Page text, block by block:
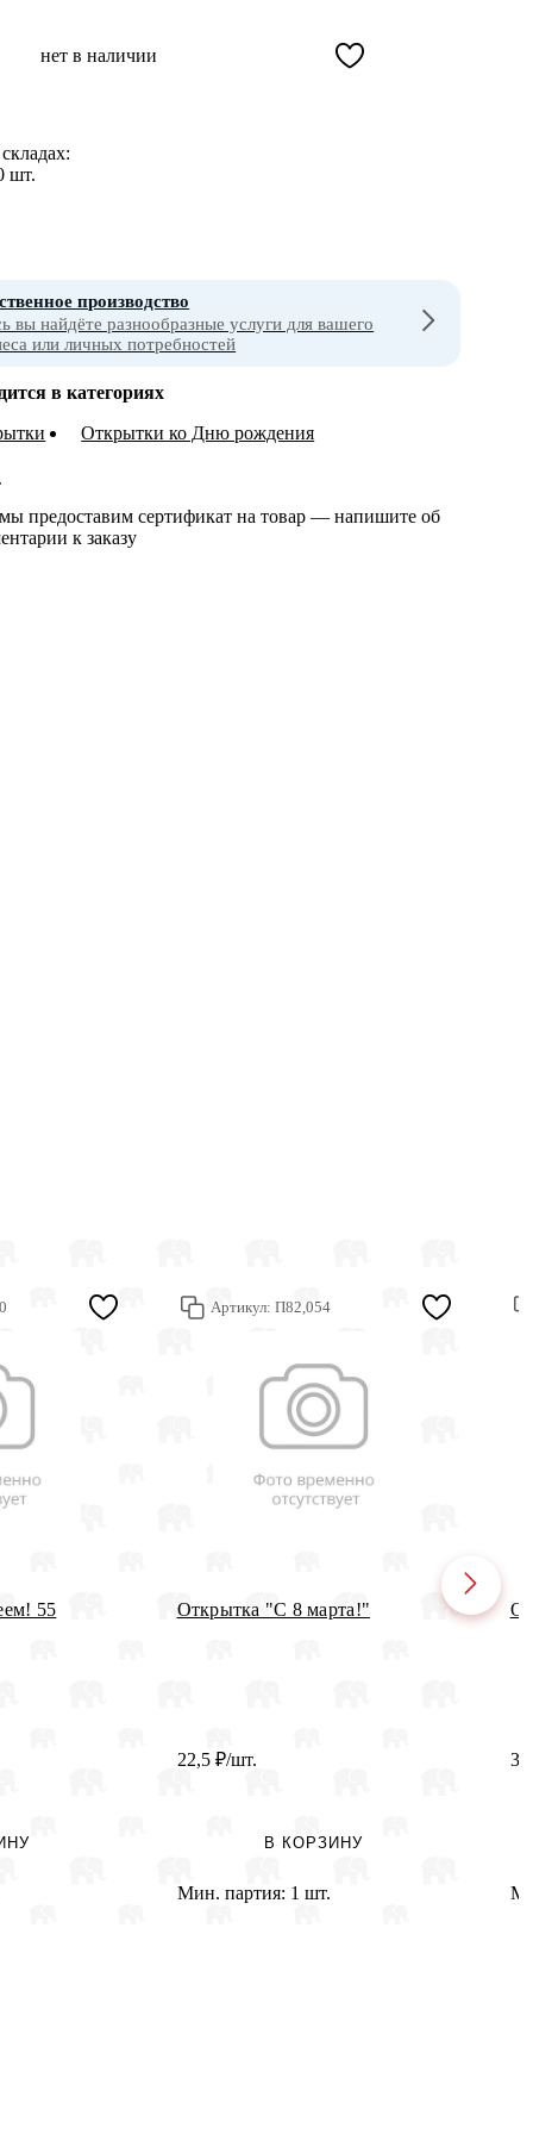
нет в наличии
шт.
производство
вы найдёте разнообразные услуги для вашего
или личных потребностей
в категориях
Открытки ко Дню рождения
предоставим сертификат на товар — напишите об
к заказу
55
Артикул: П82,054
Открытка "С 8 марта!"
22,5 ₽/шт.
В КОРЗИНУ
Мин. партия: 1 шт.
37